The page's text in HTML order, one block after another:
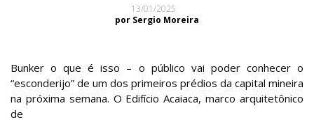
13/01/2025
por Sergio Moreira
Bunker o que é isso – o público vai poder conhecer o
“esconderijo” de um dos primeiros prédios da capital mineira
na próxima semana. O Edifício Acaiaca, marco arquitetônico
de